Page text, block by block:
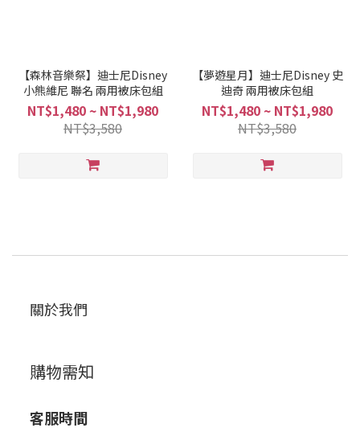
【森林音樂祭】迪士尼Disney
小熊維尼 聯名 兩用被床包組
NT$1,480 ~ NT$1,980
NT$3,580
【夢遊星月】迪士尼Disney 史
迪奇 兩用被床包組
NT$1,480 ~ NT$1,980
NT$3,580
關於我們
購物需知
客服時間